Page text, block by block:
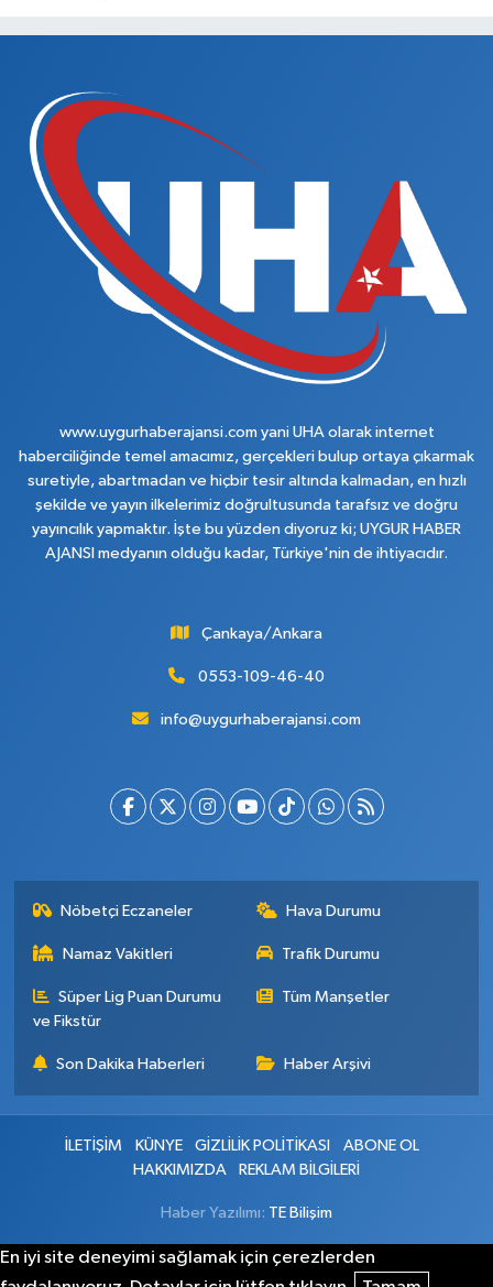
www.uygurhaberajansi.com yani UHA olarak internet
haberciliğinde temel amacımız, gerçekleri bulup ortaya çıkarmak
suretiyle, abartmadan ve hiçbir tesir altında kalmadan, en hızlı
şekilde ve yayın ilkelerimiz doğrultusunda tarafsız ve doğru
yayıncılık yapmaktır. İşte bu yüzden diyoruz ki; UYGUR HABER
AJANSI medyanın olduğu kadar, Türkiye'nin de ihtiyacıdır.
Çankaya/Ankara
0553-109-46-40
info@uygurhaberajansi.com
Nöbetçi Eczaneler Hava Durumu
Namaz Vakitleri Trafik Durumu
Süper Lig Puan Durumu
ve Fikstür
Tüm Manşetler
Son Dakika Haberleri Haber Arşivi
İLETİŞİM KÜNYE GİZLİLİK POLİTİKASI
ABONE OL
HAKKIMIZDA
REKLAM BİLGİLERİ
Haber Yazılımı: TE Bilişim
En iyi site deneyimi sağlamak için çerezlerden